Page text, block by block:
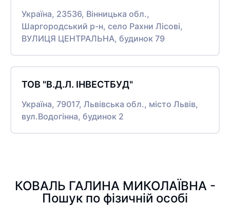
Україна, 23536, Вінницька обл.,
Шаргородський р-н, село Рахни Лісові,
ВУЛИЦЯ ЦЕНТРАЛЬНА, будинок 79
ТОВ "В.Д.Л. ІНВЕСТБУД"
Україна, 79017, Львівська обл., місто Львів,
вул.Водогінна, будинок 2
КОВАЛЬ ГАЛИНА МИКОЛАЇВНА -
Пошук по фізичній особі